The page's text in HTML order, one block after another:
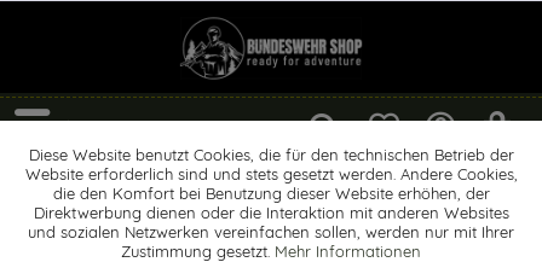
Menü
Reparatur
Diese Website benutzt Cookies, die für den technischen Betrieb der
Website erforderlich sind und stets gesetzt werden. Andere Cookies,
die den Komfort bei Benutzung dieser Website erhöhen, der
Direktwerbung dienen oder die Interaktion mit anderen Websites
und sozialen Netzwerken vereinfachen sollen, werden nur mit Ihrer
Zustimmung gesetzt. Mehr Informationen